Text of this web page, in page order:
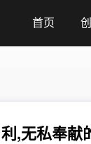
首页
,无私奉献